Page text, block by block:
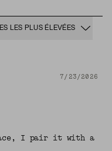
LES PLUS ÉLEVÉES
7/23/2026
I pair it with a